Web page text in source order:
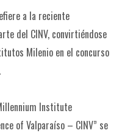
a la reciente
del CINV, convirtiéndose
Milenio en el concurso
Institute
of Valparaíso – CINV” se